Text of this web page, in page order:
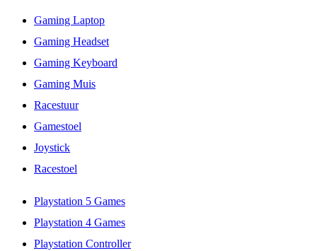
Gaming Laptop
Gaming Headset
Gaming Keyboard
Gaming Muis
Racestuur
Gamestoel
Joystick
Racestoel
Playstation 5 Games
Playstation 4 Games
Playstation Controller